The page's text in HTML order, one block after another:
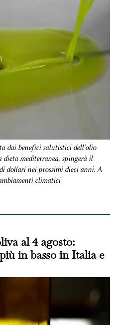
dai benefici salutistici dell'olio
mediterranea, spingerà il
dollari nei prossimi dieci anni. A
climatici
al 4 agosto:
in basso in Italia e